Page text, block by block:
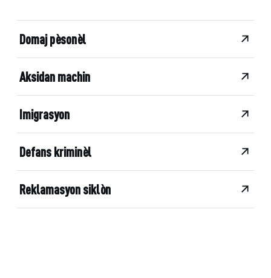
Domaj pèsonèl
Aksidan machin
Imigrasyon
Defans kriminèl
Reklamasyon siklòn